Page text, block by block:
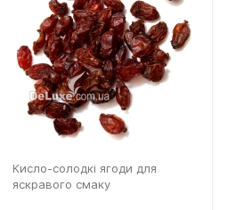
Кисло-солодкі ягоди для
яскравого смаку